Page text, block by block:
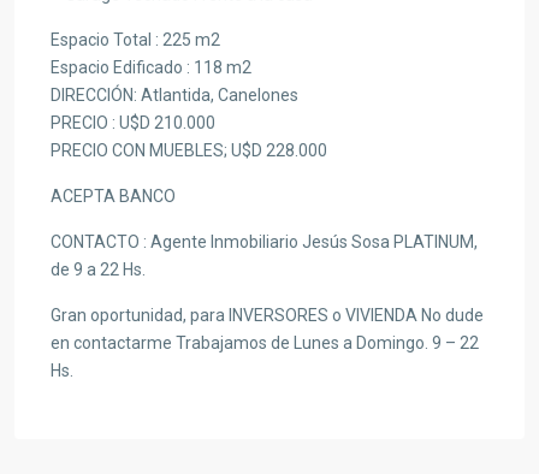
Espacio Total : 225 m2
Espacio Edificado : 118 m2
DIRECCIÓN: Atlantida, Canelones
PRECIO : U$D 210.000
PRECIO CON MUEBLES; U$D 228.000
ACEPTA BANCO
CONTACTO : Agente Inmobiliario Jesús Sosa PLATINUM,
de 9 a 22 Hs.
Gran oportunidad, para INVERSORES o VIVIENDA No dude
en contactarme Trabajamos de Lunes a Domingo. 9 – 22
Hs.